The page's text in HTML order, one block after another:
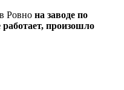
Ровно на заводе по
произошло